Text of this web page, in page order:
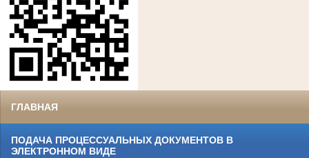
ГЛАВНАЯ
ПОДАЧА ПРОЦЕССУАЛЬНЫХ ДОКУМЕНТОВ В
ЭЛЕКТРОННОМ ВИДЕ